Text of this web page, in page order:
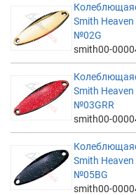
Smith Heaven
№02G
smith00-
Smith Heaven
№03GRR
smith00-
Smith Heaven
№05BG
smith00-